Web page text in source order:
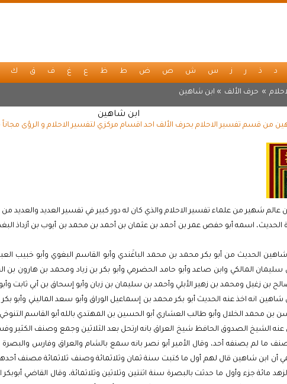
د ذ ر ز س ش ص ض ط ظ ع غ ف ق ك
» حرف الألف » ابن شاهين
ابن شاهين
من قسم تفسير الاحلام بحرف الألف احد اقسام مركزي لتفسير الاحلام و الرؤى
شهير من علماء تفسير الاحلام والذي كان له دور كبير في تفسير العديد والعديد من
الحديث من أبو بكر محمد بن محمد الباغَندي وأبو القاسم البغوي وأبو خبيب
سليمان المالكي وابن صاعد وأبو حامد الحضرمي وأبو بكر بن زياد ومحمد بن هارون
بن زغيل ومحمد بن زهير الأبلي وأحمد بن سليمان بن زبان وأبو إسحاق بن أبي ثابت
انه اخذ عنه الحديث أبو بكر محمد بن إسماعيل الوراق وأبو سعد الماليني وأبو بكر
بن محمد الخلال وأبو طالب العشاري أبو الحسين بن المهتدي بالله أبو القاسم
عنه الشيخ الصدوق الحافظ شيخ العراق بانه ارتحل بعد الثلاثين وجمع وصنف الكثير
صنف ما لم يصنفه أحد، وقال الأمير أبو نصر بانه سمع بالشام والعراق وفارس والبصرة
ابن شاهين قال لهم أول ما كتبت سنة ثمان وثلاثمائة وصنف ثلاثمائة مصنف أحدها
مائة جزء وأول ما حدثت بالبصرة سنة اثنتين وثلاثين وثلاثمائة، وقال القاضي